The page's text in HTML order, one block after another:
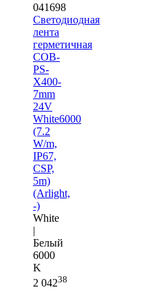
041698
Светодиодная
лента
герметичная
COB-
PS-
X400-
7mm
24V
White6000
(7.2
W/m,
IP67,
CSP,
5m)
(Arlight,
-)
White
|
Белый
6000
K
2 04238